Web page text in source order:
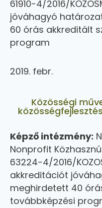
61910-4/2016/
jóváhagyó
60 órás akkreditált
program
2019. febr.
Közösségi
Képző intézmény:
Nonprofit
63224-4/2016/
akkreditációt
meghirdetett 40
továbbképzési